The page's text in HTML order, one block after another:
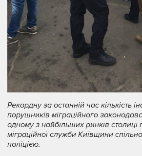
Рекордну за останній час кількість
порушників міграційного
одному з найбільших ринків столиці
міграційної служби Київщини
поліцією.